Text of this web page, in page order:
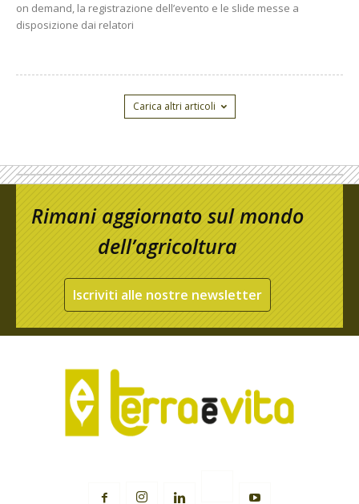
on demand, la registrazione dell’evento e le slide messe a
disposizione dai relatori
Carica altri articoli
Rimani aggiornato sul mondo
dell’agricoltura
Iscriviti alle nostre newsletter